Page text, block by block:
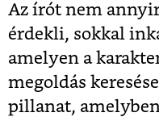
Az írót nem
érdekli, sokkal
amelyen a
megoldás
pillanat,